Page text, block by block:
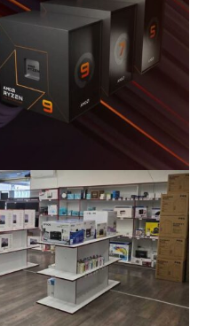
nije bila povoljnija
serija